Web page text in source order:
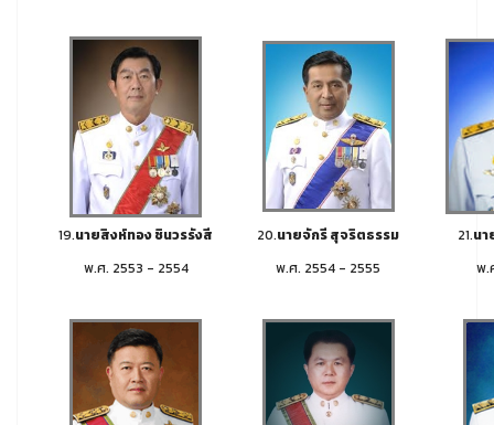
19.นายสิงห์ทอง ชินวรรังสี 20.นายจักรี สุจริตธรรม 21.นา
พ.ศ. 2553 - 2554
พ.ศ. 2554 - 2555 พ.